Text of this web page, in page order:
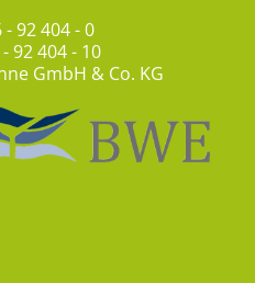
- 92 404 - 0
92 404 - 10
GmbH & Co. KG